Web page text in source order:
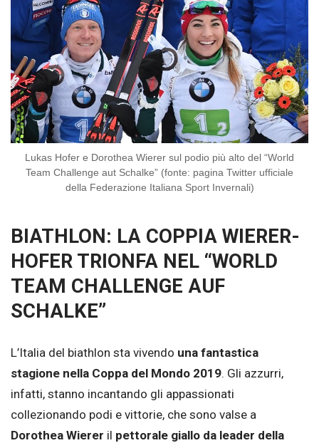
Lukas Hofer e Dorothea Wierer sul podio più alto del “World
Team Challenge aut Schalke” (fonte: pagina Twitter ufficiale
della Federazione Italiana Sport Invernali)
BIATHLON: LA COPPIA WIERER-
HOFER TRIONFA NEL “WORLD
TEAM CHALLENGE AUF
SCHALKE”
L’Italia del biathlon sta vivendo una fantastica
stagione nella Coppa del Mondo 2019. Gli azzurri,
infatti, stanno incantando gli appassionati
collezionando podi e vittorie, che sono valse a
Dorothea Wierer il pettorale giallo da leader della